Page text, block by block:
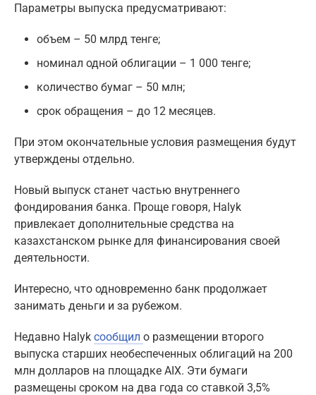
Параметры выпуска предусматривают:
объем – 50 млрд тенге;
номинал одной облигации – 1 000 тенге;
количество бумаг – 50 млн;
срок обращения – до 12 месяцев.
При этом окончательные условия размещения будут
утверждены отдельно.
Новый выпуск станет частью внутреннего
фондирования банка. Проще говоря, Halyk
привлекает дополнительные средства на
казахстанском рынке для финансирования своей
деятельности.
Интересно, что одновременно банк продолжает
занимать деньги и за рубежом.
Недавно Halyk сообщил о размещении второго
выпуска старших необеспеченных облигаций на 200
млн долларов на площадке AIX. Эти бумаги
размещены сроком на два года со ставкой 3,5%